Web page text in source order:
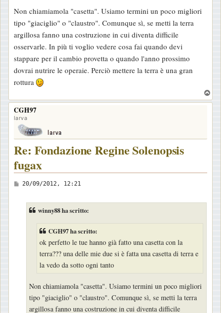
i
o
Non chiamiamola "casetta". Usiamo termini un poco migliori
tipo "giaciglio" o "claustro". Comunque sì, se metti la terra
argillosa fanno una costruzione in cui diventa difficile
osservarle. In più ti voglio vedere cosa fai quando devi
stappare per il cambio provetta o quando l'anno prossimo
dovrai nutrire le operaie. Perciò mettere la terra è una gran
rottura
o
CGH97
larva
Re: Fondazione Regine Solenopsis
fugax
M
20/09/2012, 12:21
winny88 ha scritto:
CGH97 ha scritto:
ok perfetto le tue hanno già fatto una casetta con la
terra??? una delle mie due si è fatta una casetta di terra e
la vedo da sotto ogni tanto
Non chiamiamola "casetta". Usiamo termini un poco migliori
tipo "giaciglio" o "claustro". Comunque sì, se metti la terra
argillosa fanno una costruzione in cui diventa difficile